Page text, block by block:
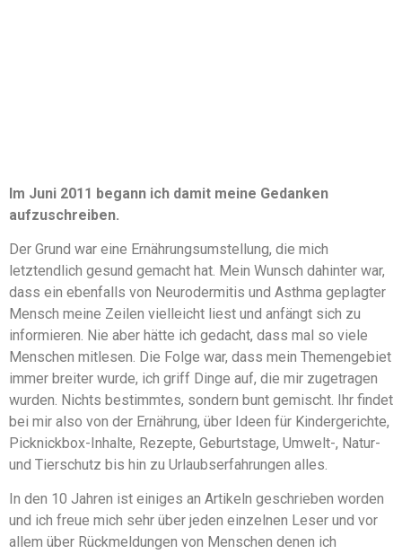
Im Juni 2011 begann ich damit meine Gedanken
aufzuschreiben.
Der Grund war eine Ernährungsumstellung, die mich
letztendlich gesund gemacht hat. Mein Wunsch dahinter war,
dass ein ebenfalls von Neurodermitis und Asthma geplagter
Mensch meine Zeilen vielleicht liest und anfängt sich zu
informieren. Nie aber hätte ich gedacht, dass mal so viele
Menschen mitlesen. Die Folge war, dass mein Themengebiet
immer breiter wurde, ich griff Dinge auf, die mir zugetragen
wurden. Nichts bestimmtes, sondern bunt gemischt. Ihr findet
bei mir also von der Ernährung, über Ideen für Kindergerichte,
Picknickbox-Inhalte, Rezepte, Geburtstage, Umwelt-, Natur-
und Tierschutz bis hin zu Urlaubserfahrungen alles.
In den 10 Jahren ist einiges an Artikeln geschrieben worden
und ich freue mich sehr über jeden einzelnen Leser und vor
allem über Rückmeldungen von Menschen denen ich